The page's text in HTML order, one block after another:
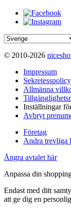
© 2010-2026
Impressum
Sekretesspolicy
Allmänna
Inställningar
Avbryt
Företag
Andra trevliga
Ångra avtalet här
Anpassa din
Endast med ditt
att ge dig en